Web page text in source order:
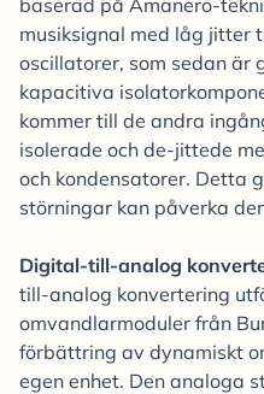
baserad på Amanero-
musiksignal med låg jitter
oscillatorer, som sedan är
kapacitiva
kommer till de andra
isolerade och de-jittede
och kondensatorer. Detta
störningar kan påverka
Digital-till-analog
till-analog konvertering
omvandlarmoduler från
förbättring av dynamiskt
egen enhet. Den analoga